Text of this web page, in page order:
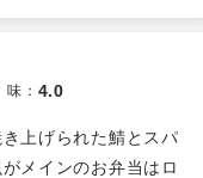
味 ： 4.0
上げられた鯖とスパ
メインのお弁当はロ